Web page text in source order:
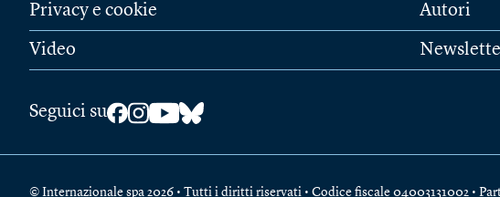
Privacy e cookie
Video
Autori
Seguici su
© Internazionale spa 2026 • Tutti i diritti riservati • Codice fiscale 04003131002 •